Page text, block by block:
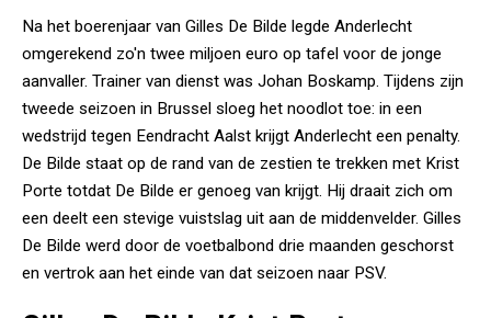
Na het boerenjaar van Gilles De Bilde legde Anderlecht
omgerekend zo'n twee miljoen euro op tafel voor de jonge
aanvaller. Trainer van dienst was Johan Boskamp. Tijdens zijn
tweede seizoen in Brussel sloeg het noodlot toe: in een
wedstrijd tegen Eendracht Aalst krijgt Anderlecht een penalty.
De Bilde staat op de rand van de zestien te trekken met Krist
Porte totdat De Bilde er genoeg van krijgt. Hij draait zich om
een deelt een stevige vuistslag uit aan de middenvelder. Gilles
De Bilde werd door de voetbalbond drie maanden geschorst
en vertrok aan het einde van dat seizoen naar PSV.